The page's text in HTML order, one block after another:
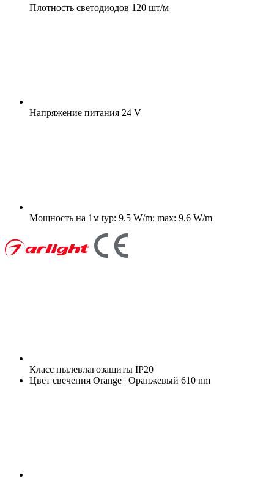
Плотность светодиодов 120 шт/м
Напряжение питания 24 V
Мощность на 1м typ: 9.5 W/m; max: 9.6 W/m
Класс пылевлагозащиты IP20
Цвет свечения Orange | Оранжевый 610 nm